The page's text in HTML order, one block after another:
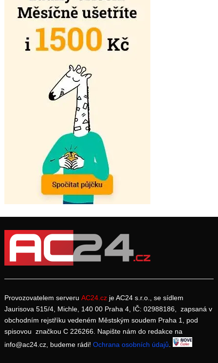
Provozovatelem serveru AC24.cz je AC24 s.r.o., se sídlem
Jaurisova 515/4, Michle, 140 00 Praha 4, IČ: 02988186, zapsaná v
obchodním rejstříku vedeném Městským soudem Praha 1, pod
spisovou značkou C 226266. Napište nám do redakce na
info@ac24.cz, budeme rádi! Ochrana osobních údajů